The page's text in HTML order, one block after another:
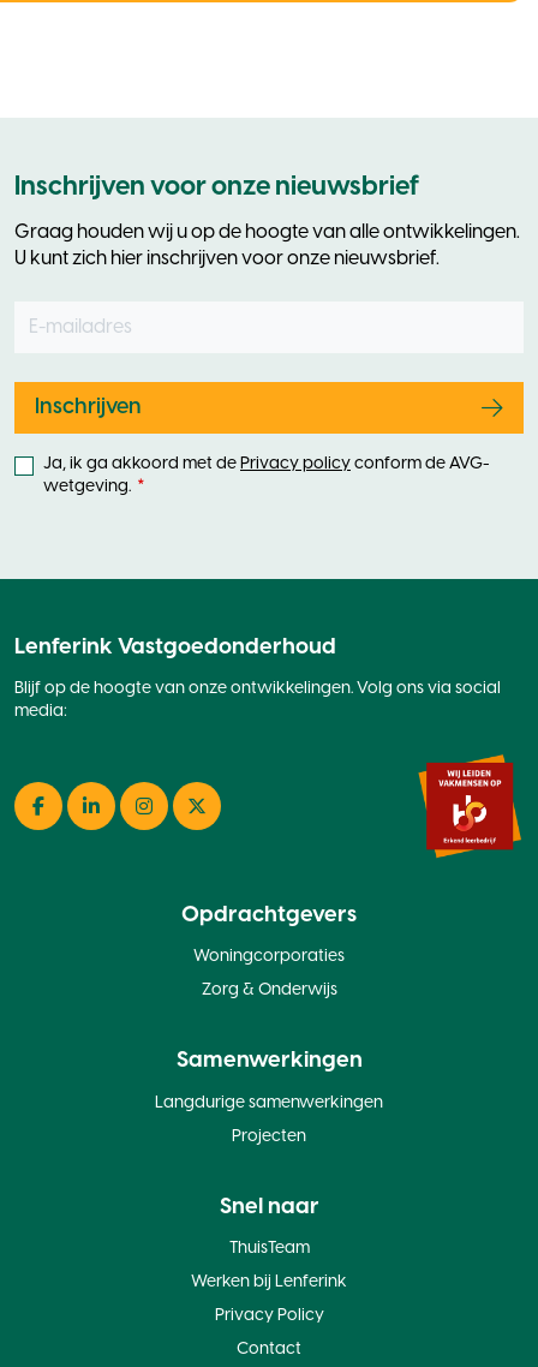
Inschrijven voor onze nieuwsbrief
Graag houden wij u op de hoogte van alle ontwikkelingen.
U kunt zich hier inschrijven voor onze nieuwsbrief.
Leave
blank
Inschrijven
Ja, ik ga akkoord met de Privacy policy conform de AVG-
wetgeving.
Lenferink Vastgoedonderhoud
Blijf op de hoogte van onze ontwikkelingen. Volg ons via social
media:
Facebook
LinkedInInstagramTwitter
Opdrachtgevers
Woningcorporaties
Zorg & Onderwijs
Samenwerkingen
Langdurige samenwerkingen
Projecten
Snel naar
ThuisTeam
Werken bij Lenferink
Privacy Policy
Contact